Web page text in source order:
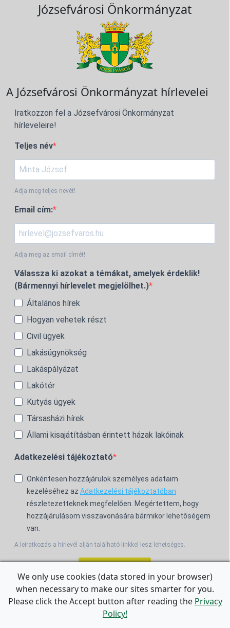
Józsefvárosi Önkormányzat
A Józsefvárosi Önkormányzat hírlevelei
Iratkozzon fel a Józsefvárosi Önkormányzat
hírleveleire!
Teljes név
Adja meg teljes nevét!
Email cím:
Adja meg az email címét!
Válassza ki azokat a témákat, amelyek érdeklik!
(Bármennyi hírlevelet megjelölhet.)
Általános hírek
Hogyan vehetek részt
Civil ügyek
Lakásügynökség
Lakáspályázat
Lakótér
Kutyás ügyek
Társasházi hírek
Állami kisajátításban érintett házak lakóinak
Adatkezelési tájékoztató
Önkéntesen hozzájárulok személyes adataim
kezeléséhez az Adatkezelési tájékoztatóban
részletezetteknek megfelelően. Megértettem, hogy
hozzájárulásom visszavonására bármikor lehetőségem
van.
A leiratkozás a hírlevél alján található linkkel lesz lehetséges.
For the English Newsletter, click HERE.
We only use cookies (data stored in your browser)
when necessary to make our sites smarter for you.
Please click the Accept button after reading the Privacy
Policy!